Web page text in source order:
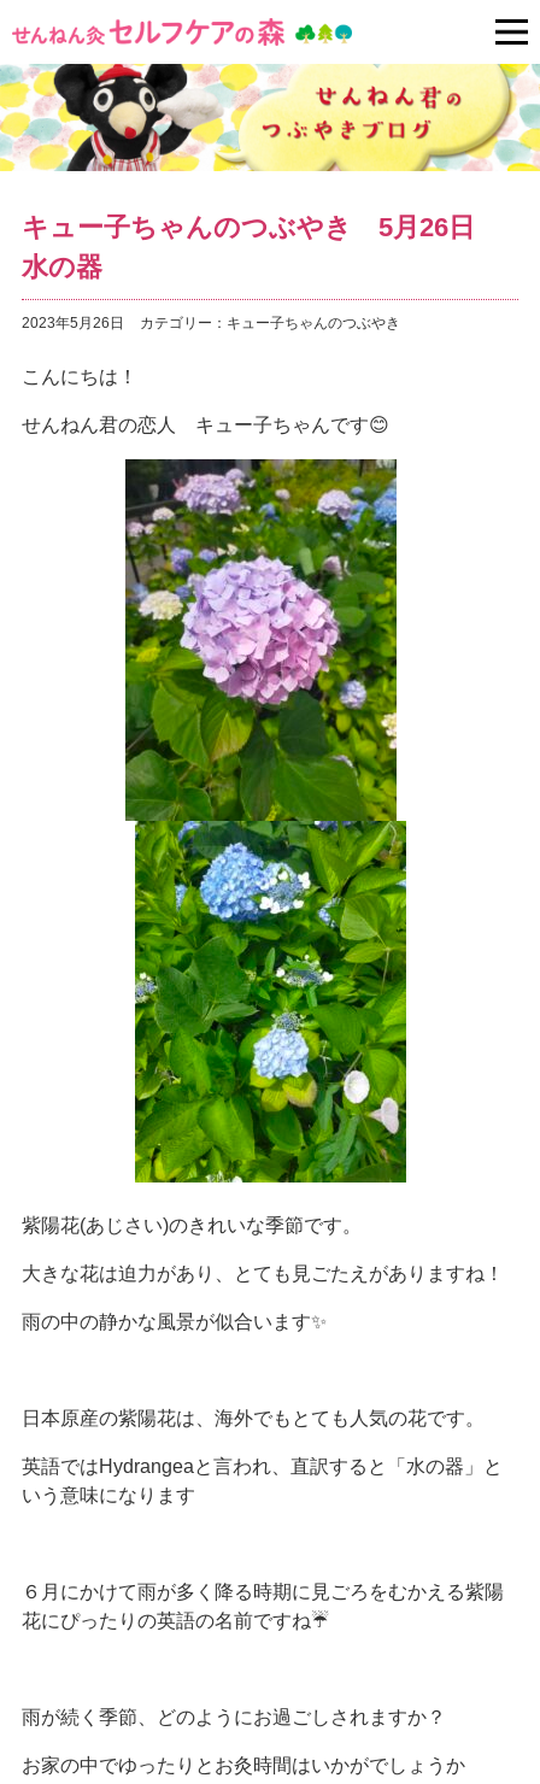
キュー子ちゃんのつぶやき 5月26日
水の器
2023年5月26日 カテゴリー： キュー子ちゃんのつぶやき
こんにちは！
せんねん君の恋人 キュー子ちゃんです😊
紫陽花(あじさい)のきれいな季節です。
大きな花は迫力があり、とても見ごたえがありますね！
雨の中の静かな風景が似合います✨
日本原産の紫陽花は、海外でもとても人気の花です。
英語ではHydrangeaと言われ、直訳すると「水の器」と
いう意味になります
６月にかけて雨が多く降る時期に見ごろをむかえる紫陽
花にぴったりの英語の名前ですね☔
雨が続く季節、どのようにお過ごしされますか？
お家の中でゆったりとお灸時間はいかがでしょうか